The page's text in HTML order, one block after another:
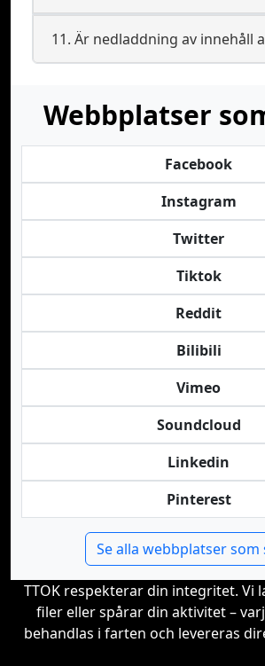
11. Är nedladdning av innehåll
Webbplatser
Facebook
Instagram
Twitter
Tiktok
Reddit
Bilibili
Vimeo
Soundcloud
Linkedin
Pinterest
Se alla webbplatser som
TTOK respekterar din integritet. Vi
filer eller spårar din aktivitet –
behandlas i farten och levereras